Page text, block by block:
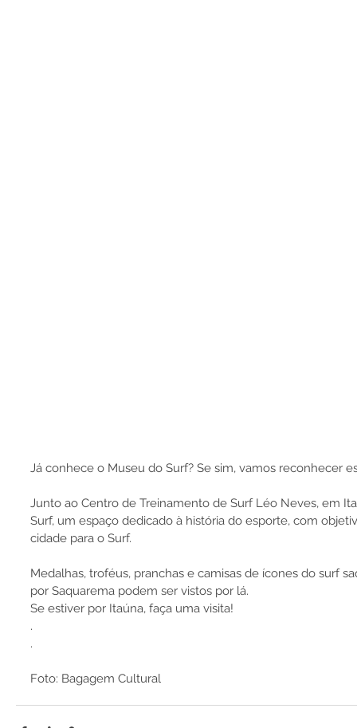
Já conhece o Museu do Surf? Se sim, vamos reconhecer
Junto ao Centro de Treinamento de Surf Léo Neves, em
Surf, um espaço dedicado à história do esporte, com
cidade para o Surf.
Medalhas, troféus, pranchas e camisas de ícones do surf
por Saquarema podem ser vistos por lá.
Se estiver por Itaúna, faça uma visita!
.
.
Foto: Bagagem Cultural